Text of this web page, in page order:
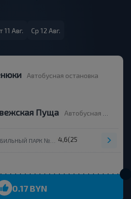
11 Авг. Ср 12 Авг.
Автобусная остановка
Пуща Автобусная остановка
4,6(251)
0.17 BYN